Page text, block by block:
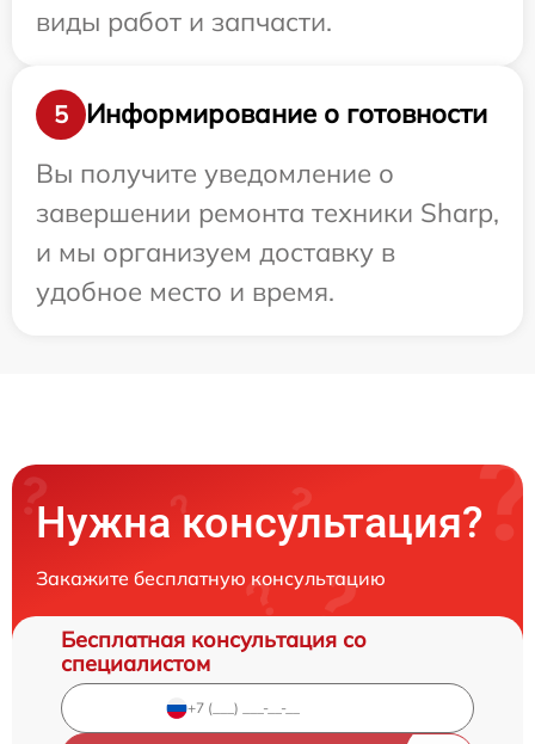
виды работ и запчасти.
5
Информирование о готовности
Вы получите уведомление о
завершении ремонта техники Sharp,
и мы организуем доставку в
удобное место и время.
Нужна консультация?
Закажите бесплатную консультацию
Бесплатная консультация со
специалистом